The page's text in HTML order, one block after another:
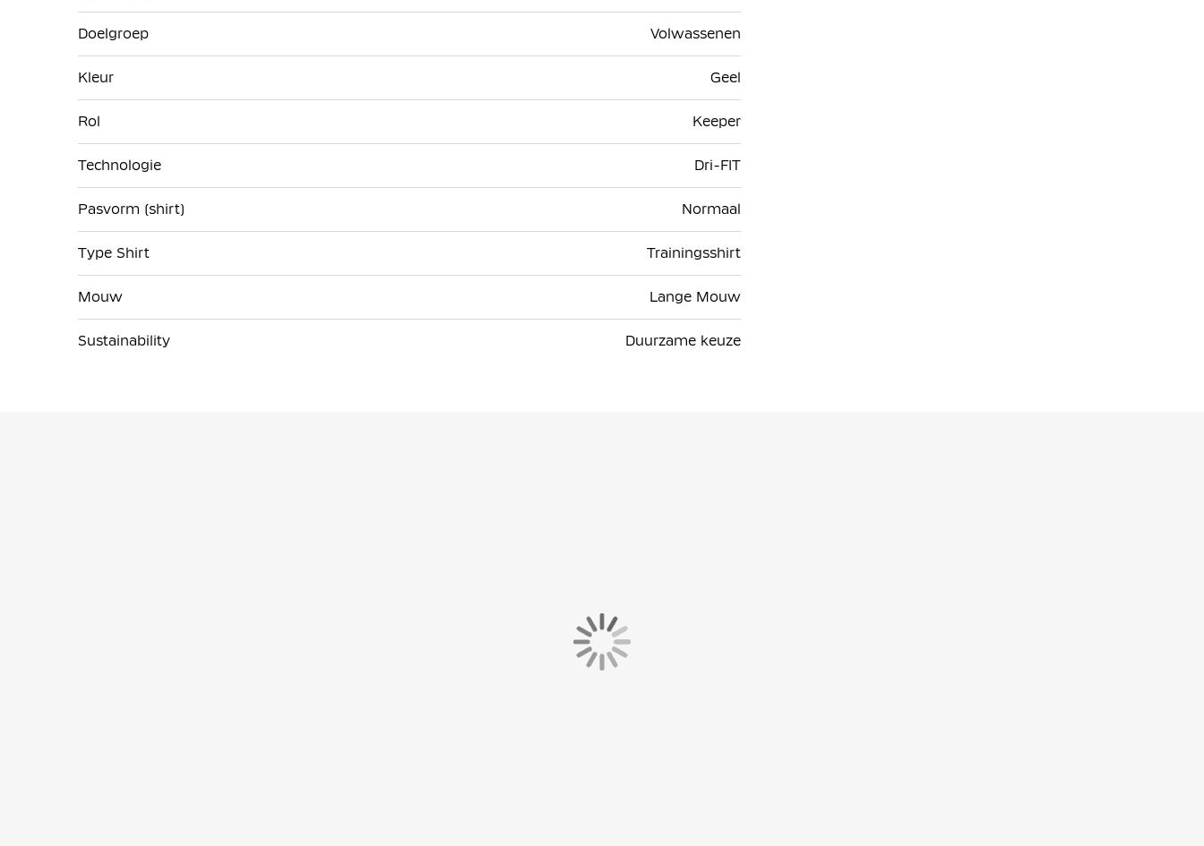
Doelgroep Volwassenen
Kleur Geel
Rol Keeper
Technologie Dri-FIT
Pasvorm (shirt) Normaal
Type Shirt Trainingsshirt
Mouw Lange Mouw
Sustainability Duurzame keuze